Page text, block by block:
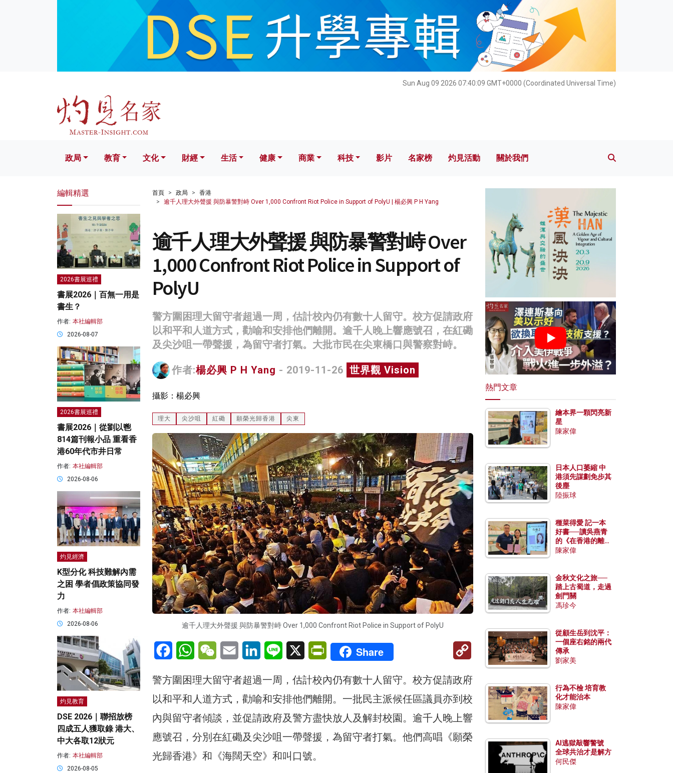
Sun Aug 09 2026 07:40:11 GMT+0000 (Coordinated Universal Time)
文化 財經 生活 健康 科技 影片 名家榜 灼見活動 關於我們
政局 教育 文化 財經 生活 健康 商業 科技 影片 名家榜 灼見活動 關於我們
首頁 政局
香港
逾千人理大外聲援 與防暴警對峙 Over 1,000 Confront Riot Police in Support of PolyU | 楊必興 P H Yang
逾千人理大外聲援 與防暴警對峙 Over
1,000 Confront Riot Police in Support of
PolyU
警方圍困理大留守者超過一周，估計校內仍有數十人留守。校方促請政府
以和平和人道方式，勸喻和安排他們離開。逾千人晚上響應號召，在紅磡
及尖沙咀一帶聲援，為留守者打氣。大批市民在尖東橋口與警察對峙。
作者:楊必興 P H Yang - 2019-11-26 世界觀 Vision
攝影：楊必興
理大 尖沙咀 紅磡 願榮光歸香港 尖東
逾千人理大外聲援 與防暴警對峙 Over 1,000 Confront Riot Police in Support of PolyU
FacebookWhatsAppWeChatEmail LinkedInLine X PrintFriendly
Share
Copy
警方圍困理大留守者超過一周，估計校內仍有數十人留守。校方促請政府
以和平和人道方式，勸喻和安排他們離開。一批民主派候任區議員亦到校
內與留守者傾談，並促請政府及警方盡快放人及解封校園。逾千人晚上響
應號召，分別在紅磡及尖沙咀一帶聲援，為留守者打氣。他們高唱《願榮
光歸香港》和《海闊天空》和叫口號。
編輯精選
2026書展巡禮
書展2026｜百無一用是
書生？
作者: 本社編輯部
2026-08-07
2026書展巡禮
書展2026｜從劉以鬯
814篇刊報小品 重看香
港60年代市井日常
作者: 本社編輯部
2026-08-06
灼見經濟
K型分化 科技難解內需
之困 學者倡政策協同發
力
作者: 本社編輯部
2026-08-06
灼見教育
DSE 2026｜聯招放榜
四成五人獲取錄 港大、
中大各取12狀元
作者: 本社編輯部
2026-08-05
熱門文章
繪本界一顆閃亮新
星
陳家偉
日本人口萎縮 中
港須先謀劃免步其
後塵
陸振球
種菜得愛 記一本
好書──讀吳燕青
的《在香港的離島
種菜》
陳家偉
金秋文化之旅──
踏上古蜀道，走過
劍門關
馮珍今
從顧生岳到沈平：
一個座右銘的兩代
傳承
劉家美
行為不檢 培育教
化才能治本
陳家偉
AI逃獄敲響警號
全球共治才是解方
何民傑